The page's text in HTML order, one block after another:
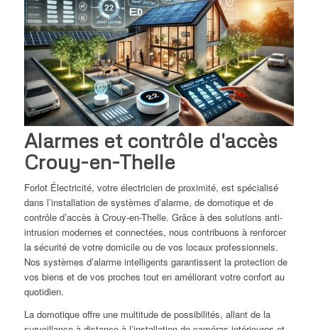
Alarmes et contrôle d'accès
Crouy-en-Thelle
Forlot Électricité, votre électricien de proximité, est spécialisé
dans l’installation de systèmes d’alarme, de domotique et de
contrôle d’accès à Crouy-en-Thelle. Grâce à des solutions anti-
intrusion modernes et connectées, nous contribuons à renforcer
la sécurité de votre domicile ou de vos locaux professionnels.
Nos systèmes d’alarme intelligents garantissent la protection de
vos biens et de vos proches tout en améliorant votre confort au
quotidien.
La domotique offre une multitude de possibilités, allant de la